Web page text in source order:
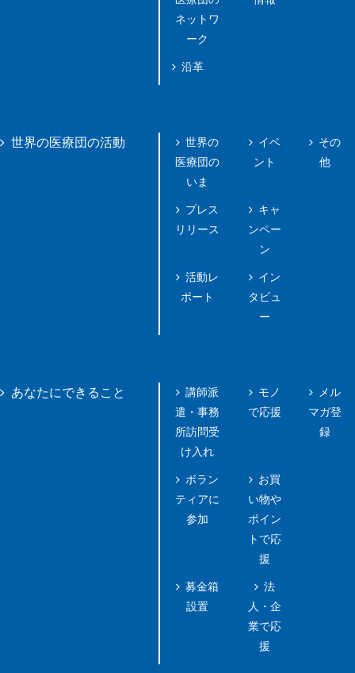
ネットワ
ーク
沿革
世界の医療団の活動
世界の
医療団の
いま
プレス
リリース
活動レ
ポート
イベ
ント
キャ
ンペー
ン
イン
タビュ
ー
その
他
あなたにできること
講師派
遣・事務
所訪問受
け入れ
ボラン
ティアに
参加
募金箱
設置
モノ
で応援
お買
い物や
ポイン
トで応
援
法
人・企
業で応
援
メル
マガ登
録